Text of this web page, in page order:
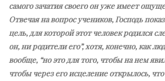
самого зачатия своего он уже имеет
Отвечая на вопрос учеников, Господь
цель, для которой этот человек родился
он, ни родители его”, хотя, конечно, как
вообще, “но это для того, чтобы на нем
чтобы через его исцеление открылось,